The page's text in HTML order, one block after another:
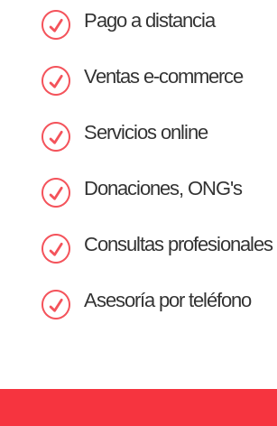
R Pago a distancia
R Ventas e-commerce
R Servicios online
R Donaciones, ONG's
R Consultas profesionales
R Asesoría por teléfono